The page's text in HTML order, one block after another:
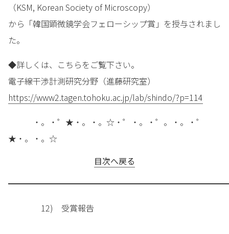
（KSM, Korean Society of Microscopy）
から「韓国顕微鏡学会フェローシップ賞」を授与されまし
た。
◆詳しくは、こちらをご覧下さい。
電子線干渉計測研究分野（進藤研究室）
https://www2.tagen.tohoku.ac.jp/lab/shindo/?p=114
・。・゜★・。・。☆・゜・。・゜。・。・゜
★・。・。☆
目次へ戻る
12) 受賞報告